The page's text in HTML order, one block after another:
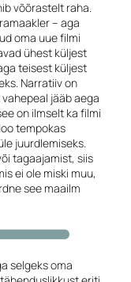
võõrastelt raha.
– aga
oma uue filmi
ühest küljest
teisest küljest
Narratiiv on
jääb aega
on ilmselt ka filmi
tempokas
juurdlemiseks.
tagaajamist, siis
ei ole miski muu,
see maailm
selgeks oma